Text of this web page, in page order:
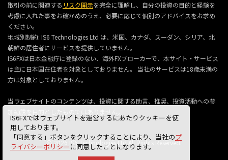
IS6FXではウェブサイトを運営するにあたりクッキーを使
用しております。
「同意する」ボタンをクリックすることにより、当社のプ
ライバシーポリシーに同意したことになります。
取引の前に関連する リスク開示を完全に理解し、自分の投資の目的と経験を
考慮に入れた事をお確かめのうえ、必要に応じて個別のアドバイスをお求め
ください。
地域別制約: IS6 Technologies Ltd は、米国、カナダ、スーダン、シリア、北
朝鮮の居住者にサービスを提供していません。
IS6FXは日本金融庁に登録のない、海外FXブローカーで、本サイト・サービス
は主に日本国在住者を対象としておりません。 当社のサービスは18歳未満の
方は対象としておりません。
当ウェブサイトのコンテンツは、投資に関する助言、推奨、投資活動への参
© 2026 IS6 Technologies Ltd All Rights Reserved.